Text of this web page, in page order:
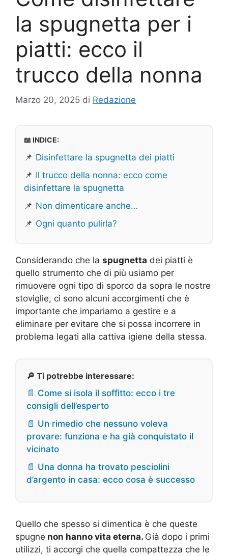
la spugnetta per i
piatti: ecco il
trucco della nonna
Marzo 20, 2025 di Redazione
📖 INDICE:
📌 Disinfettare la spugnetta dei piatti
📌 Il trucco della nonna: ecco come
disinfettare la spugnetta
📌 Non dimenticare anche…
📌 Ogni quanto pulirla?
Considerando che la spugnetta dei piatti è
quello strumento che di più usiamo per
rimuovere ogni tipo di sporco da sopra le nostre
stoviglie, ci sono alcuni accorgimenti che è
importante che impariamo a gestire e a
eliminare per evitare che si possa incorrere in
problema legati alla cattiva igiene della stessa.
🔎 Ti potrebbe interessare:
📄 Come si isola il soffitto: ecco i tre
consigli dell’esperto
📄 Un rimedio che nessuno voleva
provare: funziona e ha già conquistato il
vicinato
📄 Una donna ha trovato pesciolini
d’argento in casa: ecco cosa è successo
Quello che spesso si dimentica è che queste
spugne non hanno vita eterna. Già dopo i primi
utilizzi, ti accorgi che quella compattezza che le